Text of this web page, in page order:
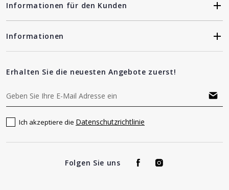
Informationen für den Kunden
Informationen
Erhalten Sie die neuesten Angebote zuerst!
Ich akzeptiere die Datenschutzrichtlinie
Folgen Sie uns